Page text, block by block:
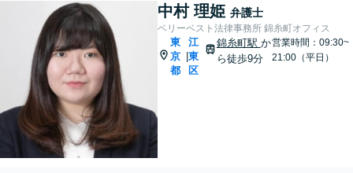
中村 理姫 弁護士
ベリーベスト法律事務所 錦糸町オフィス
東
京
都
江
東
区
錦糸町駅 か
ら徒歩9分
営業時間：09:30~
21:00（平日）